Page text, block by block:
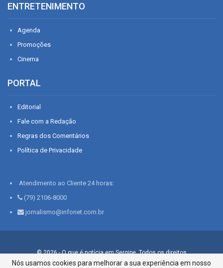
ENTRETENIMENTO
Agenda
Promoções
Cinema
PORTAL
Editorial
Fale com a Redação
Regras dos Comentários
Política de Privacidade
Atendimento ao Cliente 24 horas:
(79) 2106-8000
jornalismo@infonet.com.br
© 2026 - O que é notícia em Sergipe. Todos os direitos
reservados.
Nós usamos cookies para melhorar a sua experiência em nosso